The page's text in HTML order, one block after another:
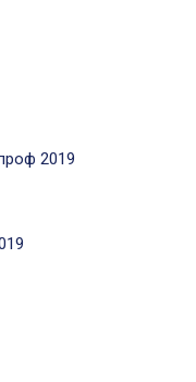
2019